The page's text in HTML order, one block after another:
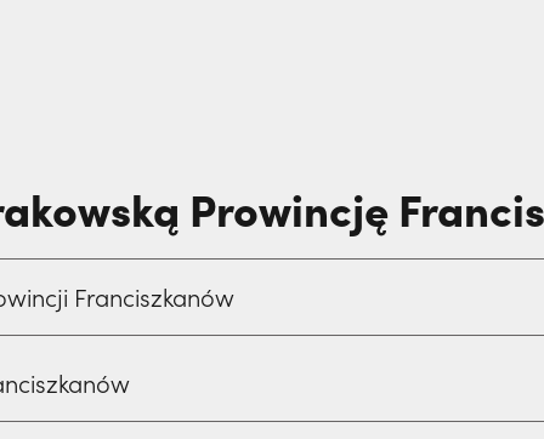
Prowincję
Franciszkanów